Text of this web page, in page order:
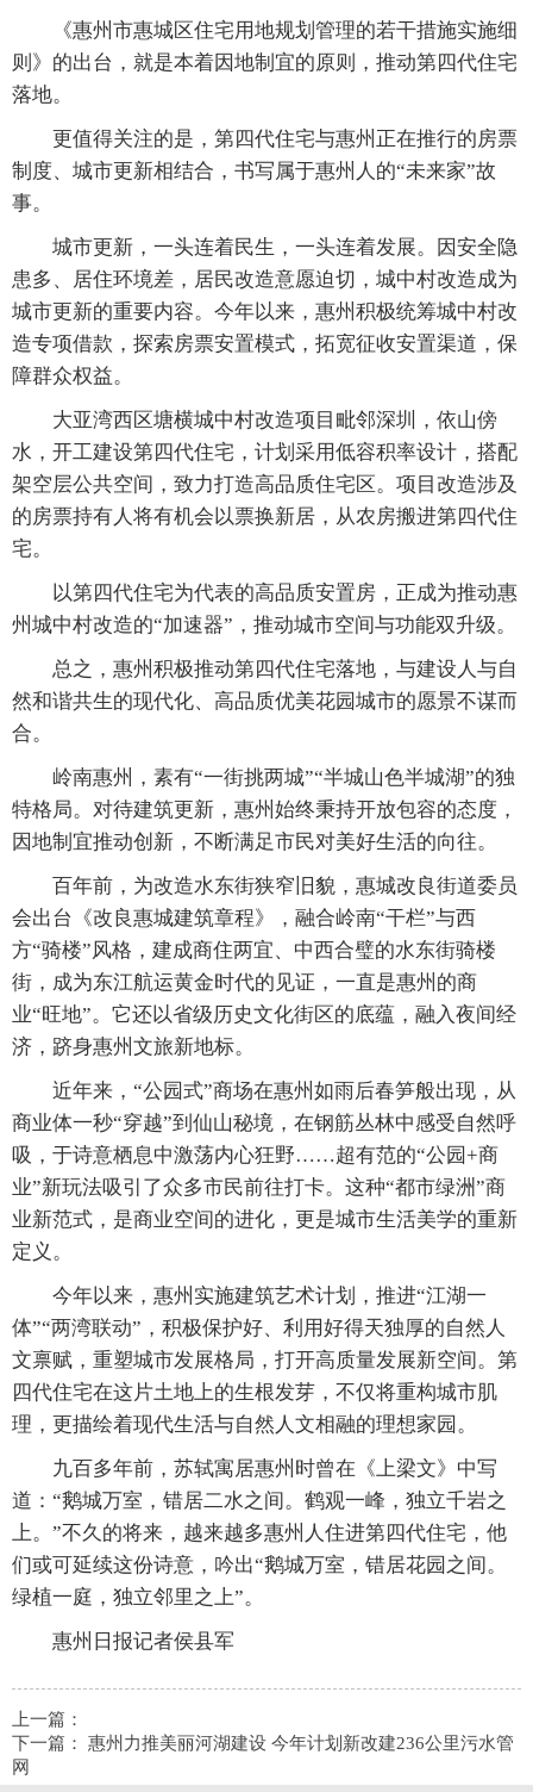
《惠州市惠城区住宅用地规划管理的若干措施实施细
则》的出台，就是本着因地制宜的原则，推动第四代住宅
落地。
更值得关注的是，第四代住宅与惠州正在推行的房票
制度、城市更新相结合，书写属于惠州人的“未来家”故
事。
城市更新，一头连着民生，一头连着发展。因安全隐
患多、居住环境差，居民改造意愿迫切，城中村改造成为
城市更新的重要内容。今年以来，惠州积极统筹城中村改
造专项借款，探索房票安置模式，拓宽征收安置渠道，保
障群众权益。
大亚湾西区塘横城中村改造项目毗邻深圳，依山傍
水，开工建设第四代住宅，计划采用低容积率设计，搭配
架空层公共空间，致力打造高品质住宅区。项目改造涉及
的房票持有人将有机会以票换新居，从农房搬进第四代住
宅。
以第四代住宅为代表的高品质安置房，正成为推动惠
州城中村改造的“加速器”，推动城市空间与功能双升级。
总之，惠州积极推动第四代住宅落地，与建设人与自
然和谐共生的现代化、高品质优美花园城市的愿景不谋而
合。
岭南惠州，素有“一街挑两城”“半城山色半城湖”的独
特格局。对待建筑更新，惠州始终秉持开放包容的态度，
因地制宜推动创新，不断满足市民对美好生活的向往。
百年前，为改造水东街狭窄旧貌，惠城改良街道委员
会出台《改良惠城建筑章程》，融合岭南“干栏”与西
方“骑楼”风格，建成商住两宜、中西合璧的水东街骑楼
街，成为东江航运黄金时代的见证，一直是惠州的商
业“旺地”。它还以省级历史文化街区的底蕴，融入夜间经
济，跻身惠州文旅新地标。
近年来，“公园式”商场在惠州如雨后春笋般出现，从
商业体一秒“穿越”到仙山秘境，在钢筋丛林中感受自然呼
吸，于诗意栖息中激荡内心狂野……超有范的“公园+商
业”新玩法吸引了众多市民前往打卡。这种“都市绿洲”商
业新范式，是商业空间的进化，更是城市生活美学的重新
定义。
今年以来，惠州实施建筑艺术计划，推进“江湖一
体”“两湾联动”，积极保护好、利用好得天独厚的自然人
文禀赋，重塑城市发展格局，打开高质量发展新空间。第
四代住宅在这片土地上的生根发芽，不仅将重构城市肌
理，更描绘着现代生活与自然人文相融的理想家园。
九百多年前，苏轼寓居惠州时曾在《上梁文》中写
道：“鹅城万室，错居二水之间。鹤观一峰，独立千岩之
上。”不久的将来，越来越多惠州人住进第四代住宅，他
们或可延续这份诗意，吟出“鹅城万室，错居花园之间。
绿植一庭，独立邻里之上”。
惠州日报记者侯县军
上一篇：
下一篇： 惠州力推美丽河湖建设 今年计划新改建236公里污水管
网